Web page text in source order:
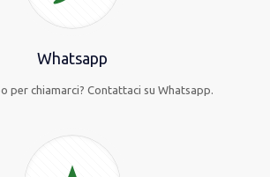
Whatsapp
per chiamarci? Contattaci su Whatsapp.